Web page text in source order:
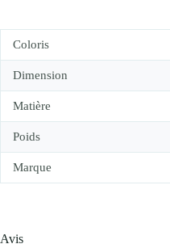
Coloris
Dimension
Matière
Poids
Marque
Avis